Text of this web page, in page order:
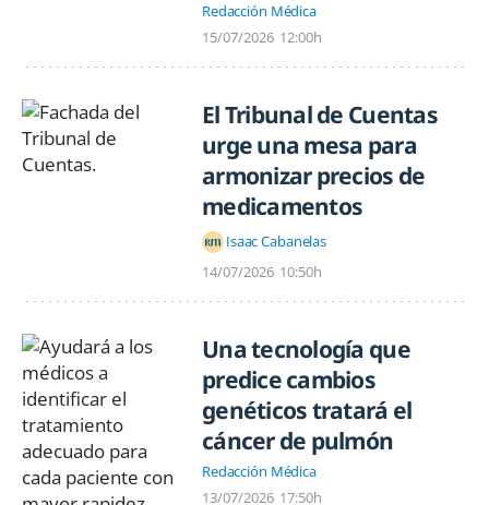
Redacción Médica
15/07/2026 12:00h
El Tribunal de Cuentas
urge una mesa para
armonizar precios de
medicamentos
Isaac Cabanelas
14/07/2026 10:50h
Una tecnología que
predice cambios
genéticos tratará el
cáncer de pulmón
Redacción Médica
13/07/2026 17:50h